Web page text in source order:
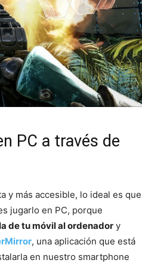
PC a través de
y más accesible, lo ideal es que
jugarlo en PC, porque
de tu móvil al ordenador y
, una aplicación que está
en nuestro smartphone